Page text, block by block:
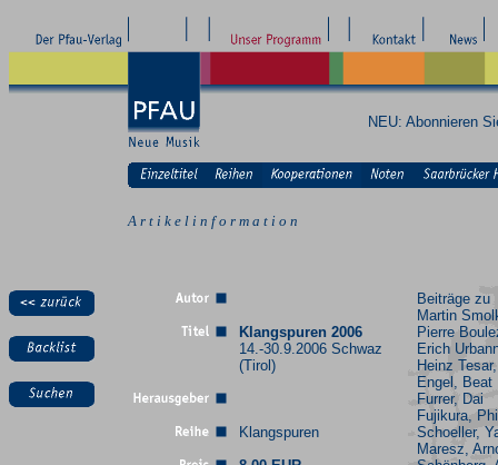
NEU: Abonnieren
A r t i k e l i n f o r m a t i o n
Klangspuren 2006
14.-30.9.2006 Schwaz
(Tirol)
Klangspuren
Beiträge zu
Martin
Pierre
Erich
Heinz
Engel, Beat
Furrer, Dai
Fujikura,
Schoeller,
Maresz,